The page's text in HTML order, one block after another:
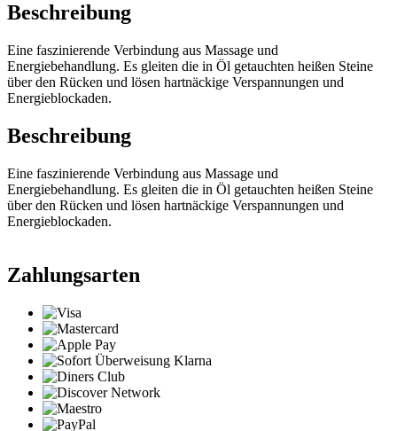
Beschreibung
Eine faszinierende Verbindung aus Massage und
Energiebehandlung. Es gleiten die in Öl getauchten heißen Steine
über den Rücken und lösen hartnäckige Verspannungen und
Energieblockaden.
Beschreibung
Eine faszinierende Verbindung aus Massage und
Energiebehandlung. Es gleiten die in Öl getauchten heißen Steine
über den Rücken und lösen hartnäckige Verspannungen und
Energieblockaden.
Zahlungsarten